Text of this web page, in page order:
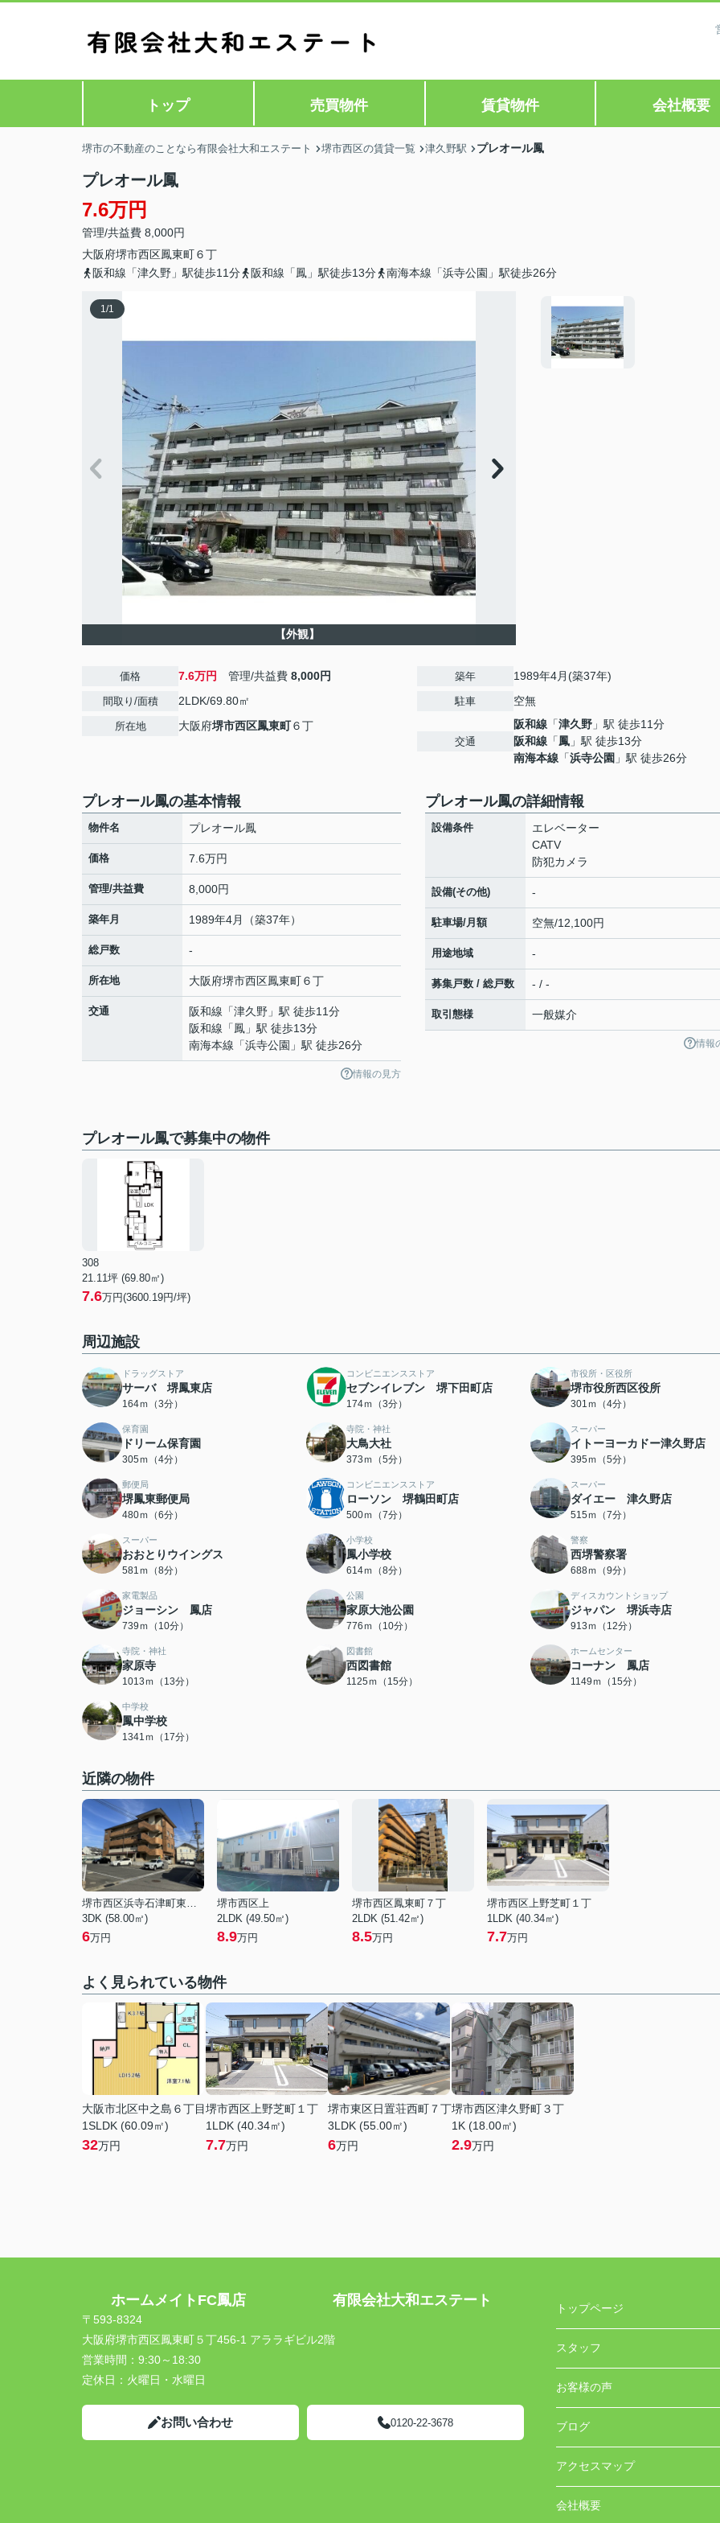
トップ 売買物件 賃貸物件 会社概要
堺市の不動産のことなら有限会社大和エステート 堺市西区の賃貸一覧 津久野駅 プレオール鳳
プレオール鳳
7.6万円
管理/共益費 8,000円
大阪府堺市西区鳳東町６丁
阪和線「津久野」駅徒歩11分
阪和線「鳳」駅徒歩13分 南海本線「浜寺公園」駅徒歩26分
1/1
【外観】
価格 7.6万円 管理/共益費 8,000円
間取り/面積 2LDK/69.80㎡
所在地 大阪府堺市西区鳳東町６丁
築年 1989年4月(築37年)
駐車 空無
交通
阪和線 「津久野 」駅 徒歩11分
阪和線 「鳳 」駅 徒歩13分
南海本線 「浜寺公園 」駅 徒歩26分
プレオール鳳の基本情報
物件名 プレオール鳳
価格 7.6万円
管理/共益費 8,000円
築年月 1989年4月（築37年）
総戸数 -
所在地 大阪府堺市西区鳳東町６丁
交通 阪和線 「津久野 」駅 徒歩11分
阪和線 「鳳 」駅 徒歩13分
南海本線 「浜寺公園 」駅 徒歩26分
情報の見方
プレオール鳳の詳細情報
設備条件
エレベーター
CATV
防犯カメラ
設備(その他) -
駐車場/月額 空無/12,100円
用途地域 -
募集戸数 / 総戸数 - / -
取引態様 一般媒介
情報
プレオール鳳で募集中の物件
308
21.11坪 (69.80㎡)
7.6万円(3600.19円/坪)
周辺施設
ドラッグストア
サーバ 堺鳳東店
164ｍ（3分）
コンビニエンスストア
セブンイレブン 堺下田町店
174ｍ（3分）
市役所・区役所
堺市役所西区役所
301ｍ（4分）
保育園
ドリーム保育園
305ｍ（4分）
寺院・神社
大鳥大社
373ｍ（5分）
スーパー
イトーヨーカドー津久野店
395ｍ（5分）
郵便局
堺鳳東郵便局
480ｍ（6分）
コンビニエンスストア
ローソン 堺鶴田町店
500ｍ（7分）
スーパー
ダイエー 津久野店
515ｍ（7分）
スーパー
おおとりウイングス
581ｍ（8分）
小学校
鳳小学校
614ｍ（8分）
警察
西堺警察署
688ｍ（9分）
家電製品
ジョーシン 鳳店
739ｍ（10分）
公園
家原大池公園
776ｍ（10分）
ディスカウントショップ
ジャパン 堺浜寺店
913ｍ（12分）
寺院・神社
家原寺
1013ｍ（13分）
図書館
西図書館
1125ｍ（15分）
ホームセンター
コーナン 鳳店
1149ｍ（15分）
中学校
鳳中学校
1341ｍ（17分）
近隣の物件
堺市西区浜寺石津町東４丁
3DK (58.00㎡)
6万円
堺市西区上
2LDK (49.50㎡)
8.9万円
堺市西区鳳東町７丁
2LDK (51.42㎡)
8.5万円
堺市西区上野芝町１丁
1LDK (40.34㎡)
7.7万円
よく見られている物件
大阪市北区中之島６丁目
1SLDK (60.09㎡)
32万円
堺市西区上野芝町１丁
1LDK (40.34㎡)
7.7万円
堺市東区日置荘西町７丁
3LDK (55.00㎡)
6万円
堺市西区津久野町３丁
1K (18.00㎡)
2.9万円
ホームメイトFC鳳店 有限会社大和エステート
〒593-8324
大阪府堺市西区鳳東町５丁456-1 アララギビル2階
営業時間： 9:30～18:30
定休日： 火曜日・水曜日
お問い合わせ 0120-22-3678
トップページ
スタッフ
お客様の声
ブログ
アクセスマップ
会社概要